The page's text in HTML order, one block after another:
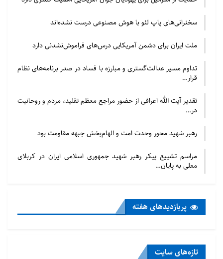
سخنرانی‌های پاپ لئو با هوش مصنوعی درست نشده‌اند
ملت ایران برای دشمن آمریکایی درس‌های فراموش‌نشدنی دارد
تداوم مسیر عدالت‌گستری و مبارزه با فساد در صدر برنامه‌های نظام
قرار…
تقدیر آیت الله اعرافی از حضور مراجع معظم تقلید، مردم و روحانیت
در…
رهبر شهید محور وحدت امت و الهام‌بخش جبهه مقاومت بود
مراسم تشییع پیکر رهبر شهید جمهوری اسلامی ایران در کربلای
معلی به پایان…
پربازدید‌های هفته
تازه‌‌های سایت